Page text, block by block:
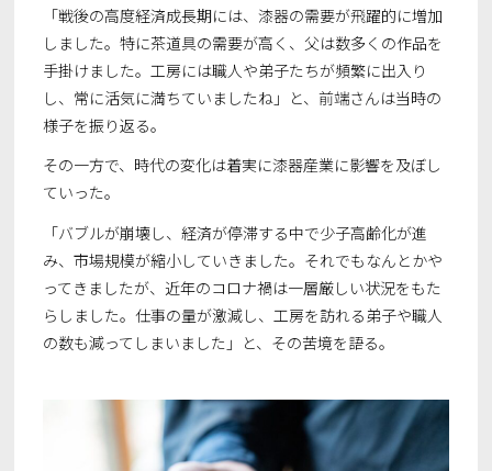
「戦後の高度経済成長期には、漆器の需要が飛躍的に増加
しました。特に茶道具の需要が高く、父は数多くの作品を
手掛けました。工房には職人や弟子たちが頻繁に出入り
し、常に活気に満ちていましたね」と、前端さんは当時の
様子を振り返る。
その一方で、時代の変化は着実に漆器産業に影響を及ぼし
ていった。
「バブルが崩壊し、経済が停滞する中で少子高齢化が進
み、市場規模が縮小していきました。それでもなんとかや
ってきましたが、近年のコロナ禍は一層厳しい状況をもた
らしました。仕事の量が激減し、工房を訪れる弟子や職人
の数も減ってしまいました」と、その苦境を語る。